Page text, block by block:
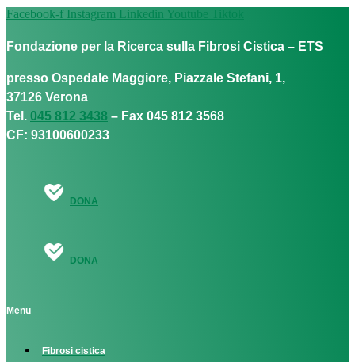
Facebook-f Instagram Linkedin Youtube Tiktok
Fondazione per la Ricerca sulla Fibrosi Cistica – ETS
presso Ospedale Maggiore, Piazzale Stefani, 1,
37126 Verona
Tel. 045 812 3438 – Fax 045 812 3568
CF: 93100600233
DONA
DONA
Menu
Fibrosi cistica